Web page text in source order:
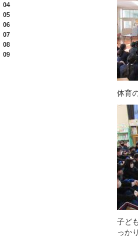
体育
子ど
っか
04
05
06
07
08
09